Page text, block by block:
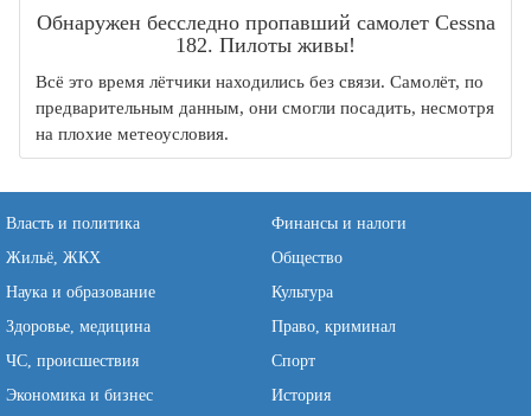
Обнаружен бесследно пропавший самолет Cessna
182. Пилоты живы!
Всё это время лётчики находились без связи. Самолёт, по
предварительным данным, они смогли посадить, несмотря
на плохие метеоусловия.
Власть и политика
Финансы и налоги
Жильё, ЖКХ
Общество
Наука и образование
Культура
Здоровье, медицина
Право, криминал
ЧС, происшествия
Спорт
Экономика и бизнес
История